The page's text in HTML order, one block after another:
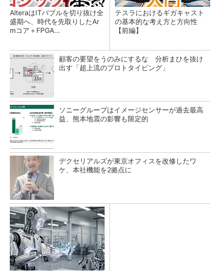
AlteraはITバブルを切り抜け全
盛期へ、時代を先取りしたAr
mコア＋FPGA...
テスラにおけるギガキャスト
の基本的な考え方と方向性
【前編】
顧客の要望をうのみにするな 分析まひを抜け
出す「超上流のプロトタイピング」
ソニーグループはイメージセンサーが過去最高
益、熊本地震の影響も限定的
デクセリアルズが東京オフィスを改修したワ
ケ、本社機能を2拠点に